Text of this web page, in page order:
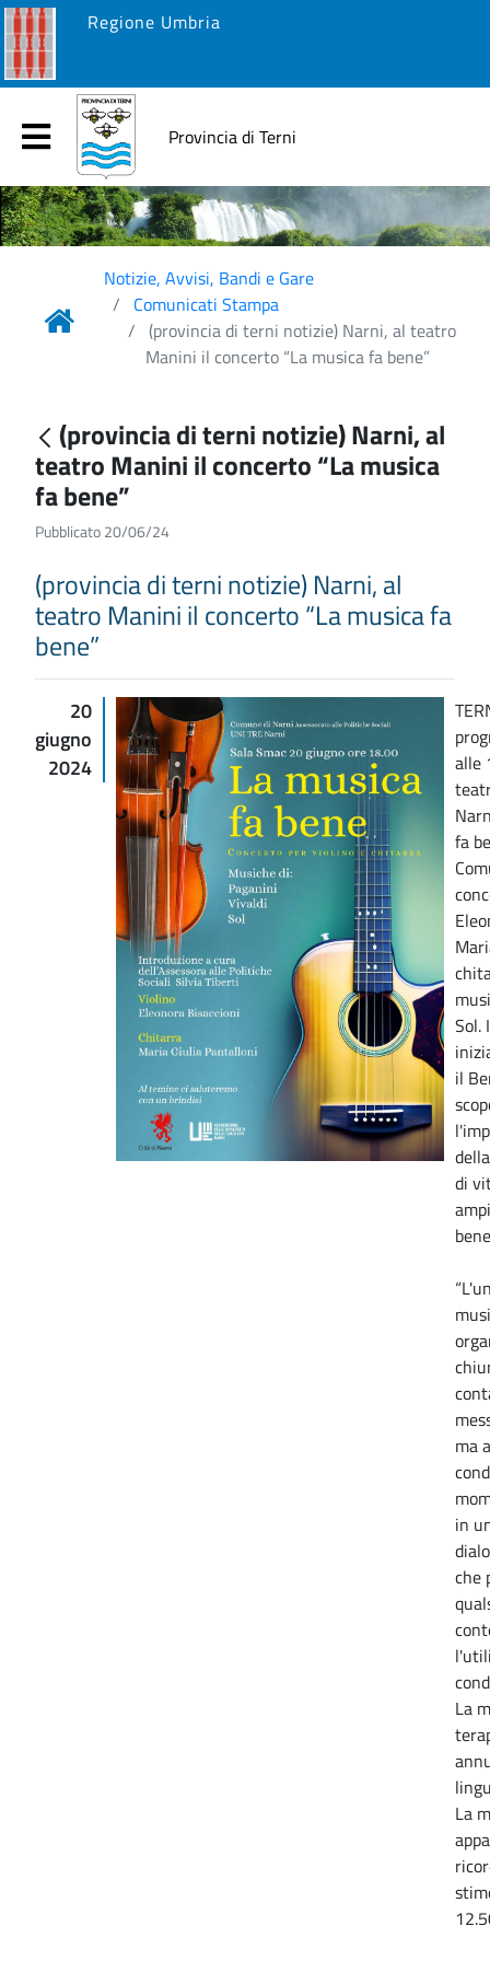
Regione Umbria
Provincia di Terni
Notizie, Avvisi, Bandi e Gare
Comunicati Stampa
(provincia di terni notizie) Narni, al teatro
Manini il concerto “La musica fa bene”
(provincia di terni notizie) Narni, al
teatro Manini il concerto “La musica
fa bene”
Pubblicato 20/06/24
(provincia di terni notizie) Narni, al
teatro Manini il concerto “La musica fa
bene”
20
giugno
2024
alle
fa
Sol.
il
di
ma
in
che
La
La